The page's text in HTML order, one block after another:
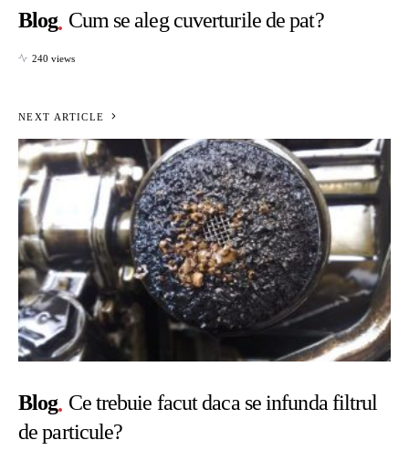
Blog Cum se aleg cuverturile de pat?
240 views
NEXT ARTICLE
Blog Ce trebuie facut daca se infunda filtrul
de particule?